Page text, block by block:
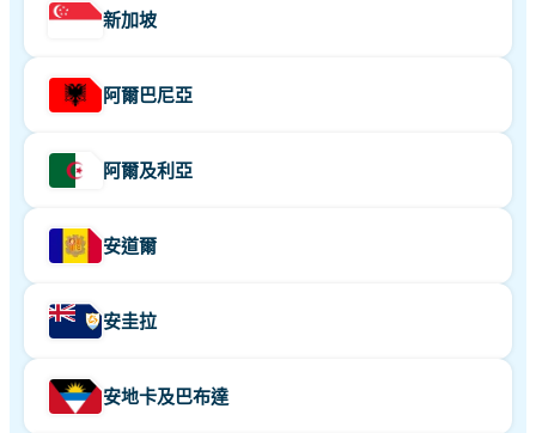
新加坡
阿爾巴尼亞
阿爾及利亞
安道爾
安圭拉
安地卡及巴布達